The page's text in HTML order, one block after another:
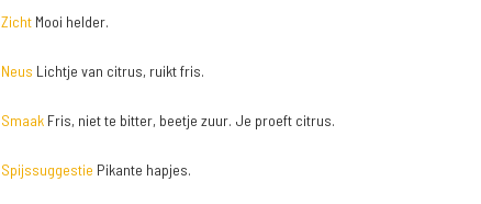
ZichtMooi helder.
Neus Lichtje van citrus, ruikt fris.
SmaakFris, niet te bitter, beetje zuur. Je proeft citrus.
Spijssuggestie Pikante hapjes.